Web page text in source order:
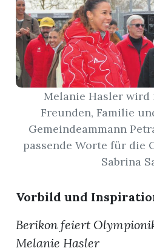
Stellen
E-
Paper
Newsletter
App
Melanie Hasler wird
Freunden, Familie
Gemeindeammann
passende Worte für die
Sabrina
Vorbild und
Berikon feiert
Melanie Hasler